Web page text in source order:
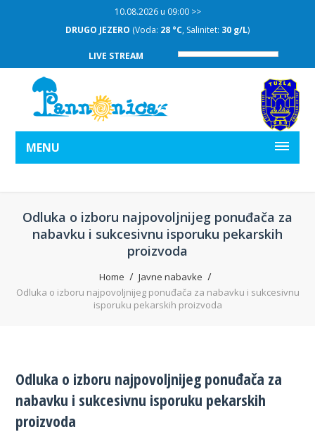
10.08.2026 u 09:00 >>
DRUGO JEZERO (Voda: 28 °C, Salinitet: 30 g/L)
LIVE STREAM
MENU
Odluka o izboru najpovoljnijeg ponuđača za
nabavku i sukcesivnu isporuku pekarskih
proizvoda
Home
Javne nabavke
Odluka o izboru najpovoljnijeg ponuđača za nabavku i sukcesivnu
isporuku pekarskih proizvoda
Odluka o izboru najpovoljnijeg ponuđača za
nabavku i sukcesivnu isporuku pekarskih
proizvoda